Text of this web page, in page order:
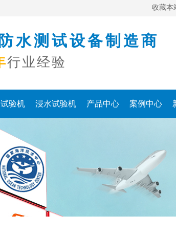
收藏本
水测试设备制造商
行业经验
验机 浸水试验机 产品中心 案例中心